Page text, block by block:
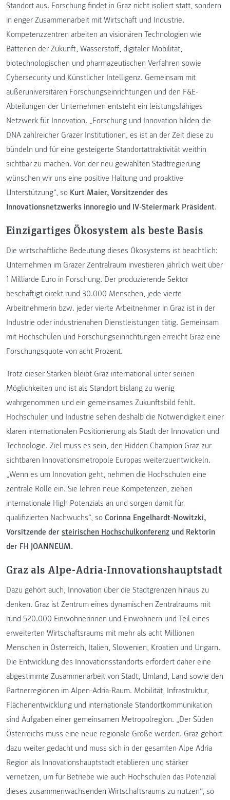
Standort aus. Forschung findet in Graz nicht isoliert statt, sondern
in enger Zusammenarbeit mit Wirtschaft und Industrie.
Kompetenzzentren arbeiten an visionären Technologien wie
Batterien der Zukunft, Wasserstoff, digitaler Mobilität,
biotechnologischen und pharmazeutischen Verfahren sowie
Cybersecurity und Künstlicher Intelligenz. Gemeinsam mit
außeruniversitären Forschungseinrichtungen und den F&E-
Abteilungen der Unternehmen entsteht ein leistungsfähiges
Netzwerk für Innovation. „Forschung und Innovation bilden die
DNA zahlreicher Grazer Institutionen, es ist an der Zeit diese zu
bündeln und für eine gesteigerte Standortattraktivität weithin
sichtbar zu machen. Von der neu gewählten Stadtregierung
wünschen wir uns eine positive Haltung und proaktive
Unterstützung“, so Kurt Maier, Vorsitzender des
Innovationsnetzwerks innoregio und IV-Steiermark Präsident.
Einzigartiges Ökosystem als beste Basis
Die wirtschaftliche Bedeutung dieses Ökosystems ist beachtlich:
Unternehmen im Grazer Zentralraum investieren jährlich weit über
1 Milliarde Euro in Forschung. Der produzierende Sektor
beschäftigt direkt rund 30.000 Menschen, jede vierte
Arbeitnehmerin bzw. jeder vierte Arbeitnehmer in Graz ist in der
Industrie oder industrienahen Dienstleistungen tätig. Gemeinsam
mit Hochschulen und Forschungseinrichtungen erreicht Graz eine
Forschungsquote von acht Prozent.
Trotz dieser Stärken bleibt Graz international unter seinen
Möglichkeiten und ist als Standort bislang zu wenig
wahrgenommen und ein gemeinsames Zukunftsbild fehlt.
Hochschulen und Industrie sehen deshalb die Notwendigkeit einer
klaren internationalen Positionierung als Stadt der Innovation und
Technologie. Ziel muss es sein, den Hidden Champion Graz zur
sichtbaren Innovationsmetropole Europas weiterzuentwickeln.
„Wenn es um Innovation geht, nehmen die Hochschulen eine
zentrale Rolle ein. Sie lehren neue Kompetenzen, ziehen
internationale High Potenzials an und sorgen damit für
qualifizierten Nachwuchs“, so Corinna Engelhardt-Nowitzki,
Vorsitzende der steirischen Hochschulkonferenz und Rektorin
der FH JOANNEUM.
Graz als Alpe-Adria-Innovationshauptstadt
Dazu gehört auch, Innovation über die Stadtgrenzen hinaus zu
denken. Graz ist Zentrum eines dynamischen Zentralraums mit
rund 520.000 Einwohnerinnen und Einwohnern und Teil eines
erweiterten Wirtschaftsraums mit mehr als acht Millionen
Menschen in Österreich, Italien, Slowenien, Kroatien und Ungarn.
Die Entwicklung des Innovationsstandorts erfordert daher eine
abgestimmte Zusammenarbeit von Stadt, Umland, Land sowie den
Partnerregionen im Alpen-Adria-Raum. Mobilität, Infrastruktur,
Flächenentwicklung und internationale Standortkommunikation
sind Aufgaben einer gemeinsamen Metropolregion. „Der Süden
Österreichs muss eine neue regionale Größe werden. Graz gehört
dazu weiter gedacht und muss sich in der gesamten Alpe Adria
Region als Innovationshauptstadt etablieren und stärker
vernetzen, um für Betriebe wie auch Hochschulen das Potenzial
dieses zusammenwachsenden Wirtschaftsraums zu nutzen“, so